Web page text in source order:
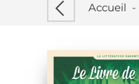
Accueil -